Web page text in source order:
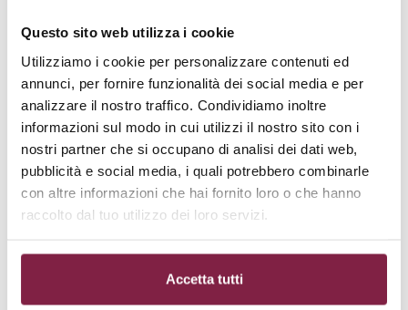
Questo sito web utilizza i cookie
Utilizziamo i cookie per personalizzare contenuti ed
annunci, per fornire funzionalità dei social media e per
analizzare il nostro traffico. Condividiamo inoltre
informazioni sul modo in cui utilizzi il nostro sito con i
nostri partner che si occupano di analisi dei dati web,
pubblicità e social media, i quali potrebbero combinarle
con altre informazioni che hai fornito loro o che hanno
raccolto dal tuo utilizzo dei loro servizi.
Accetta tutti
economica, che offrono l’opportunità di applicare le
conoscenze acquisite in contesti reali. Il corso si
conclude con la redazione e la discussione di una tesi di
laurea, che rappresenta un’importante occasione di
sintesi e approfondimento delle competenze sviluppate
durante il percorso di studi.Questa struttura
consente agli studenti di integrare teoria e pratica,
preparandoli efficacemente per il mondo del lavoro
Scarica ilPDF completoper approfondire l’intero
percorso di studi ed entrare nello specifico di ogni
singolo esame proposto dal corso di laurea.